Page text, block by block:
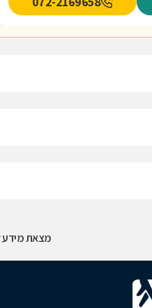
מצאת מידע